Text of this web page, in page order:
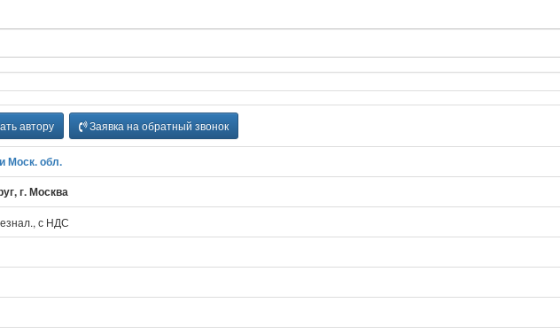
автору Заявка на обратный звонок
Моск. обл.
г. Москва
с НДС